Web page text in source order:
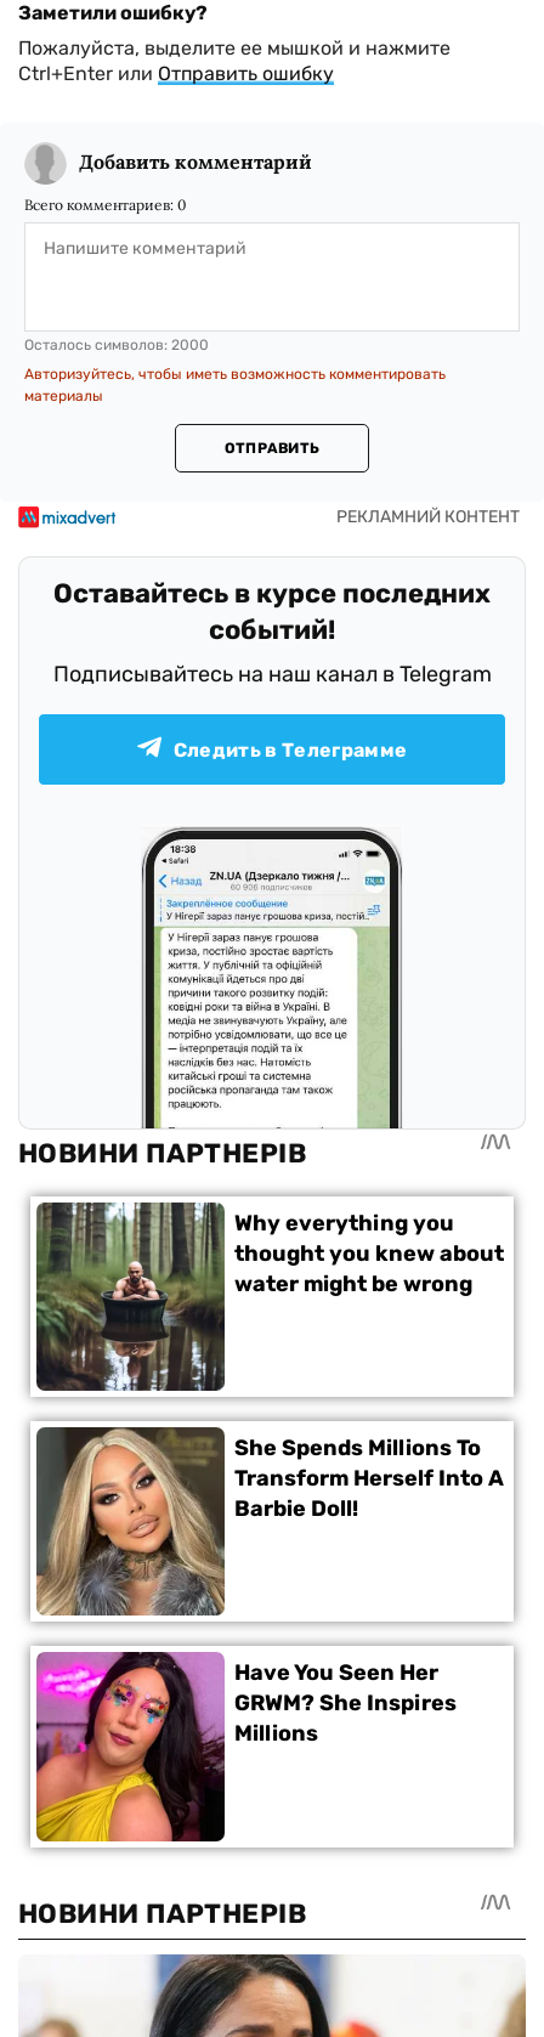
Заметили ошибку?
Пожалуйста, выделите ее мышкой и нажмите
Ctrl+Enter или Отправить ошибку
Добавить комментарий
Всего комментариев: 0
Осталось символов: 2000
Авторизуйтесь, чтобы иметь возможность комментировать
материалы
ОТПРАВИТЬ
Оставайтесь в курсе последних
событий!
Подписывайтесь на наш канал в Telegram
Следить в Телеграмме